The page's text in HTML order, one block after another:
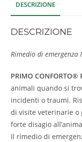
DESCRIZIONE
DESCRIZIONE
Rimedio di emergenza
PRIMO CONFORTO®
animali quando si
incidenti o traumi.
di visite veterinarie o
forte disagio
Il rimedio di